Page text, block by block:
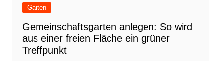
Garten
Gemeinschaftsgarten anlegen: So wird
aus einer freien Fläche ein grüner
Treffpunkt